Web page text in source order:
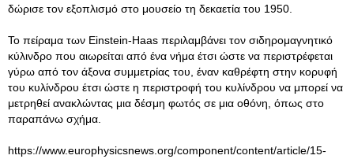
δώρισε τον εξοπλισμό στο μουσείο τη δεκαετία του 1950.
Το πείραμα των Einstein-Haas περιλαμβάνει τον σιδηρομαγνητικό
κύλινδρο που αιωρείται από ένα νήμα έτσι ώστε να περιστρέφεται
γύρω από τον άξονα συμμετρίας του, έναν καθρέφτη στην κορυφή
του κυλίνδρου έτσι ώστε η περιστροφή του κυλίνδρου να μπορεί να
μετρηθεί ανακλώντας μια δέσμη φωτός σε μια οθόνη, όπως στο
παραπάνω σχήμα.
https://www.europhysicsnews.org/component/content/article/15-